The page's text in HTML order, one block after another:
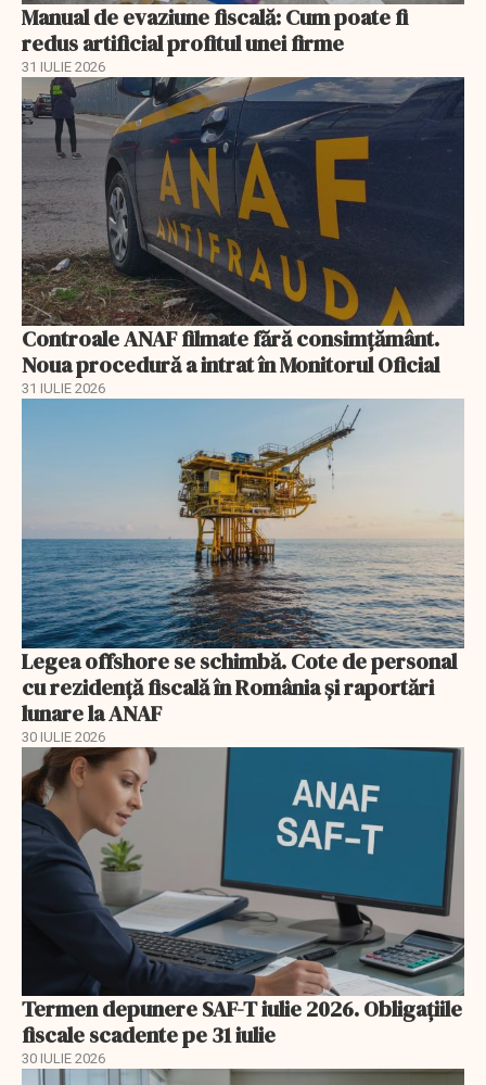
Manual de evaziune fiscală: Cum poate fi
redus artificial profitul unei firme
31 IULIE 2026
Controale ANAF filmate fără consimțământ.
Noua procedură a intrat în Monitorul Oficial
31 IULIE 2026
Legea offshore se schimbă. Cote de personal
cu rezidență fiscală în România și raportări
lunare la ANAF
30 IULIE 2026
Termen depunere SAF-T iulie 2026. Obligațiile
fiscale scadente pe 31 iulie
30 IULIE 2026